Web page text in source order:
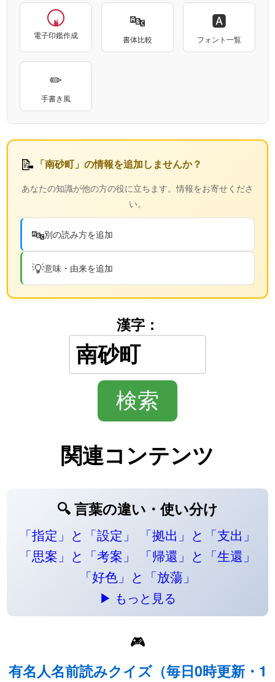
電子印鑑作成
🔤
書体比較
🅰
フォント一覧
✏
手書き風
📝 「南砂町」の情報を追加しませんか？
あなたの知識が他の方の役に立ちます。情報をお寄せくださ
い。
🔤別の読み方を追加
💡意味・由来を追加
漢字：
関連コンテンツ
🔍 言葉の違い・使い分け
「指定」と「設定」
「拠出」と「支出」
「思案」と「考案」
「帰還」と「生還」
「好色」と「放蕩」
▶ もっと見る
🎮
有名人名前読みクイズ（毎日0時更新・1